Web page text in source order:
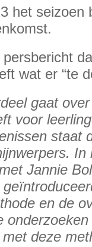
het seizoen
wat er “te
gaat
voor
staat
Jannie
en de
deze